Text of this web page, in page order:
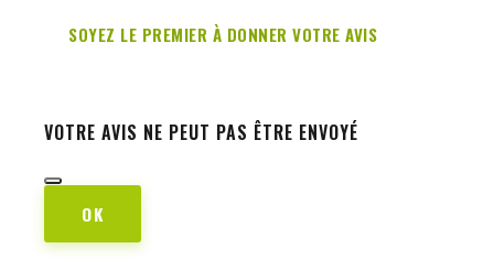
SOYEZ LE PREMIER À DONNER VOTRE AVIS
VOTRE AVIS NE PEUT PAS ÊTRE ENVOYÉ
OK